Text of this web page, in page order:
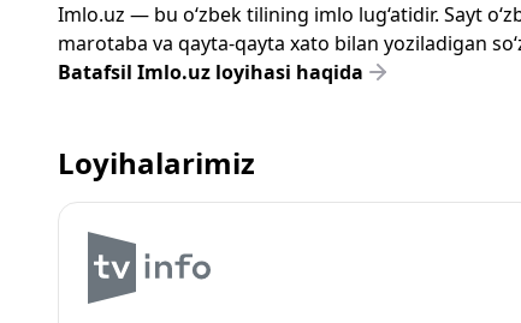
Imlo.uz — bu o‘zbek tilining imlo lug‘atidir. Sayt
marotaba va qayta-qayta xato bilan yoziladigan
Batafsil Imlo.uz loyihasi haqida
Loyihalarimiz